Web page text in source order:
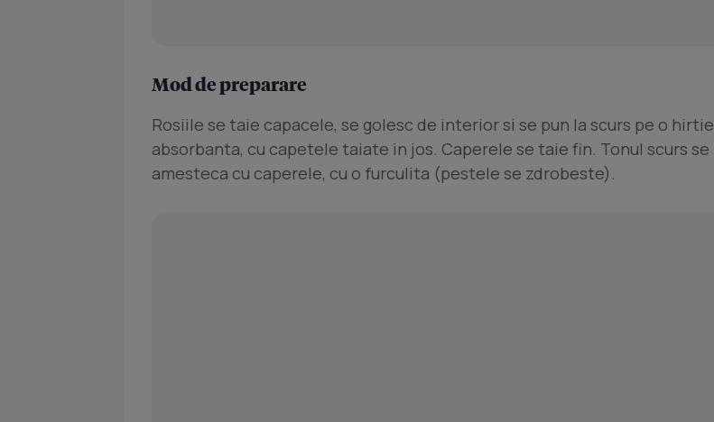
Mod de preparare
Rosiile se taie capacele, se golesc de interior si se pun la scurs pe o hirtie
absorbanta, cu capetele taiate in jos. Caperele se taie fin. Tonul scurs se
amesteca cu caperele, cu o furculita (pestele se zdrobeste).